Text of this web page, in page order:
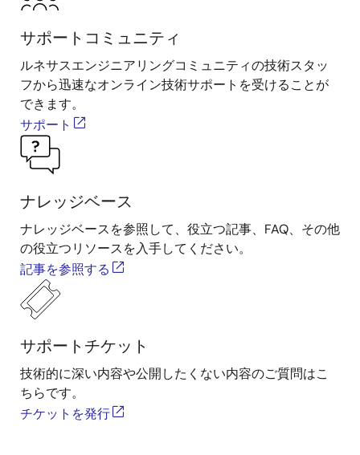
サポートコミュニティ
ルネサスエンジニアリングコミュニティの技術スタッ
フから迅速なオンライン技術サポートを受けることが
できます。
サポート
ナレッジベース
ナレッジベースを参照して、役立つ記事、FAQ、その他
の役立つリソースを入手してください。
記事を参照する
サポートチケット
技術的に深い内容や公開したくない内容のご質問はこ
ちらです。
チケットを発行